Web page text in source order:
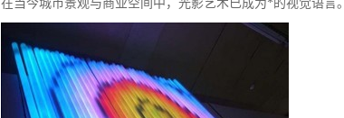
在当今城市景观与商业空间中，光影艺术已成为*的视觉语言。